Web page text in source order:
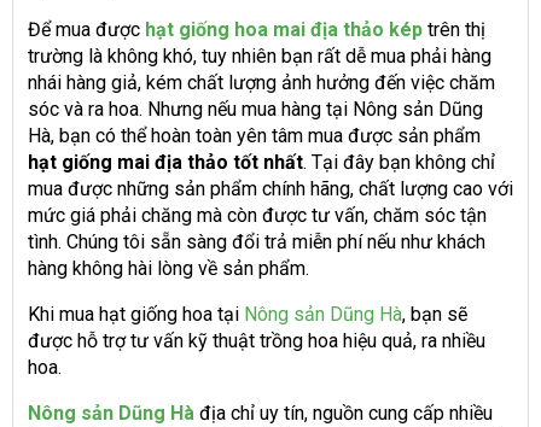
Để mua được hạt giống hoa mai địa thảo kép trên thị
trường là không khó, tuy nhiên bạn rất dễ mua phải hàng
nhái hàng giả, kém chất lượng ảnh hưởng đến việc chăm
sóc và ra hoa. Nhưng nếu mua hàng tại Nông sản Dũng
Hà, bạn có thể hoàn toàn yên tâm mua được sản phẩm
hạt giống mai địa thảo tốt nhất. Tại đây bạn không chỉ
mua được những sản phẩm chính hãng, chất lượng cao với
mức giá phải chăng mà còn được tư vấn, chăm sóc tận
tình. Chúng tôi sẵn sàng đổi trả miễn phí nếu như khách
hàng không hài lòng về sản phẩm.
Khi mua hạt giống hoa tại Nông sản Dũng Hà, bạn sẽ
được hỗ trợ tư vấn kỹ thuật trồng hoa hiệu quả, ra nhiều
hoa.
Nông sản Dũng Hà địa chỉ uy tín, nguồn cung cấp nhiều